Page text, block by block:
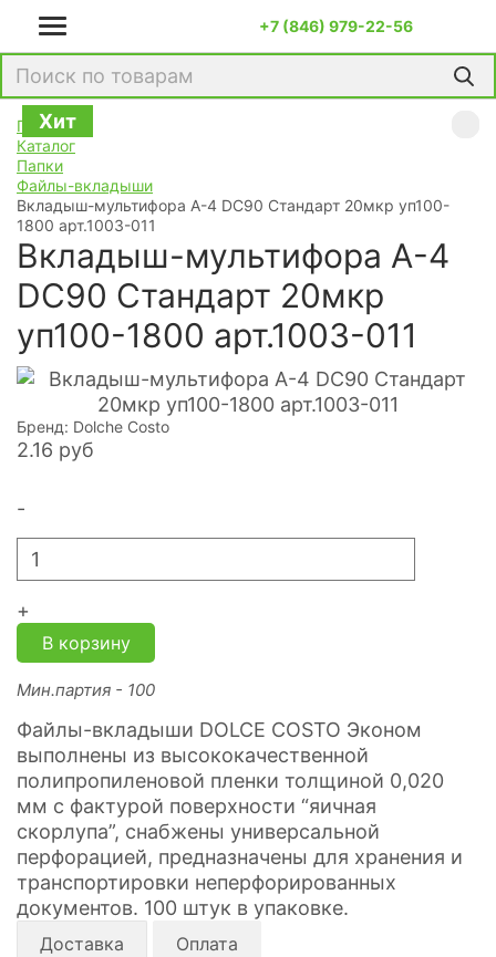
+7 (846) 979-22-56
Главная
Каталог
Папки
Файлы-вкладыши
Вкладыш-мультифора A-4 DC90 Стандарт 20мкр уп100-
1800 арт.1003-011
Вкладыш-мультифора A-4
DC90 Стандарт 20мкр
уп100-1800 арт.1003-011
Бренд: Dolche Costo
2.16 руб
-
+
В корзину
Мин.партия - 100
Файлы-вкладыши DOLCE COSTO Эконом
выполнены из высококачественной
полипропиленовой пленки толщиной 0,020
мм с фактурой поверхности “яичная
скорлупа”, снабжены универсальной
перфорацией, предназначены для хранения и
транспортировки неперфорированных
документов. 100 штук в упаковке.
Доставка Оплата
Хит
Хит